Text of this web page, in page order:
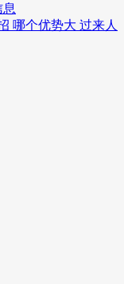
哪个优势大 过来人